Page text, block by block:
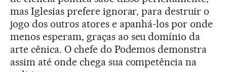
mas Iglesias prefere ignorar, para destruir o
jogo dos outros atores e apanhá-los por onde
menos esperam, graças ao seu domínio da
arte cênica. O chefe do Podemos demonstra
assim até onde chega sua competência na